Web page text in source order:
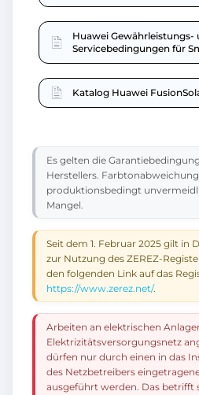
Huawei Gewährleistungs-
Servicebedingungen für
Katalog Huawei
Es gelten die
Herstellers.
produktionsbedingt
Mangel.
Seit dem 1. Februar 2025 gilt in
zur Nutzung des ZEREZ-
den folgenden Link auf das
https://www.zerez.net/.
Arbeiten an elektrischen
Elektrizitätsversorgungsnetz
dürfen nur durch einen in das
des Netzbetreibers
ausgeführt werden. Das betrifft